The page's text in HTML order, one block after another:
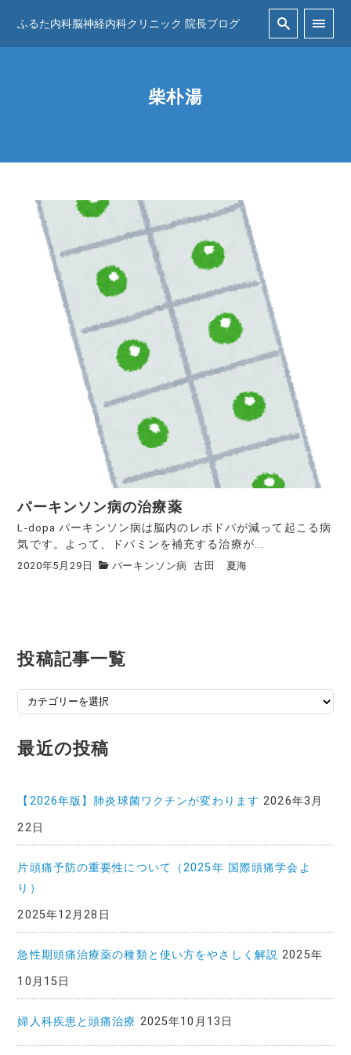
ふるた内科脳神経内科クリニック 院長ブログ
柴朴湯
パーキンソン病の治療薬
L-dopa パーキンソン病は脳内のレボドパが減って起こる病
気です。よって、ドパミンを補充する治療が...
2020年5月29日 パーキンソン病 古田 夏海
投稿記事一覧
投
稿
記
事
覧
最近の投稿
【2026年版】肺炎球菌ワクチンが変わります 2026年3月
22日
片頭痛予防の重要性について（2025年 国際頭痛学会よ
り）
2025年12月28日
急性期頭痛治療薬の種類と使い方をやさしく解説 2025年
10月15日
婦人科疾患と頭痛治療 2025年10月13日